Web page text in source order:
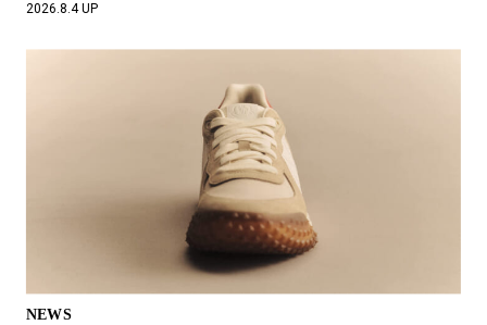
2026.8.4 UP
NEWS
【FOCUS IT.】レコード工場で語る音楽と洋服。